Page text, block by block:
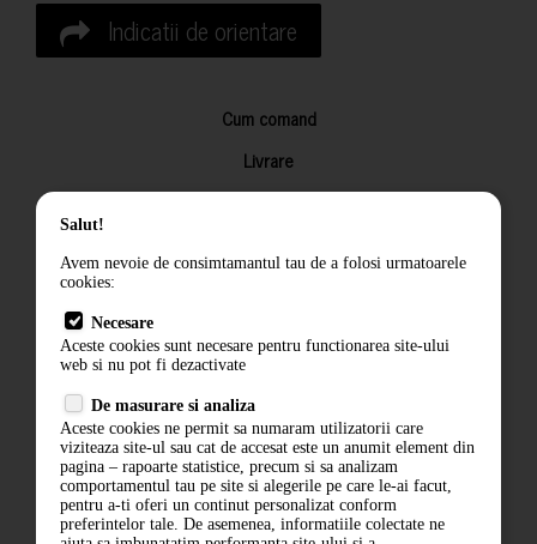
Indicatii de orientare
Cum comand
Livrare
Returnarea produselor
Termeni si conditii
Politica de confidentialitate
ANPC
Salut!
Avem nevoie de consimtamantul tau de a folosi urmatoarele
cookies:
Necesare
Aceste cookies sunt necesare pentru functionarea site-ului
web si nu pot fi dezactivate
De masurare si analiza
Aceste cookies ne permit sa numaram utilizatorii care
viziteaza site-ul sau cat de accesat este un anumit element din
pagina – rapoarte statistice, precum si sa analizam
comportamentul tau pe site si alegerile pe care le-ai facut,
pentru a-ti oferi un continut personalizat conform
preferintelor tale. De asemenea, informatiile colectate ne